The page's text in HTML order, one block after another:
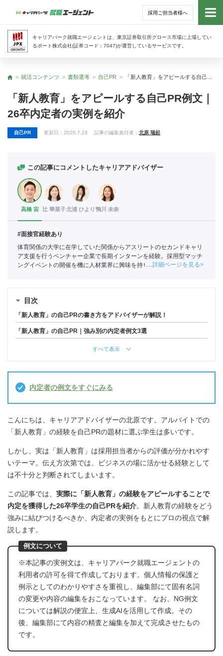
採用ご担当者様へ
キャリアパーク就職エージェントは、東京証券取引所グロース市場に上場してい
るポート株式会社(証券コード：7047)が運営しているサービスです。
トッ
トップ
就活コンテンツ 書類選考 自己PR
「新人教育」をアピールする自己PR例文｜
26卒内定者の実例を紹介
自己PR 更新日： 2026.7.23 記事の編集責任者： 北原 瑞起
この記事にコメントしたキャリアアドバイザー
高橋 宙 辻 華菜子北浦 ひより 鴨川 未奈
#面接官経験あり
体育関係の大学に在学していた関係からアスリートのセカンドキャリ
ア支援を行うベンチャー企業で長期インターンを経験。採用型マッチ
ングイベントの開催を機に人材業界に興味を持ち始め、ポートに新卒
詳細ページを見る
目次
「新人教育」の自己PRの書き方をアドバイザーが解説！
「新人教育」の自己PR｜強み別の内定者例文3選
すべて表示
内定者の例文をすぐにみる
こんにちは、キャリアアドバイザーの北原です。アルバイトでの
「新人教育」の経験を自己PRの題材に選ぶ学生は多いです。
しかし、実は「新人教育」は採用担当者からの評価が分かれやす
いテーマ。伝え方次第では、ビジネスの場に活かせる経験として
は不十分と判断されてしまいます。
この記事では、 実際に「新人教育」の経験をアピールすることで
内定を獲得した26卒学生の自己PRを紹介。新人教育の経験をどう
強みに結びつけるべきか、内定者の実例をもとにプロの視点で解
説します。
例文について
※本記事の実例文は、キャリアパーク就職エージェントの
利用者の許可を得て作成しております。個人情報の保護と
例示としてのわかりやすさを重視し、編集部にて固有名詞
の変更や内容の編集をおこなっています。 なお、NG例文
については解説の便宜上、生成AIを活用して作成。その
後、編集部にて内容の精査と編集を加えて完成させたもの
です。